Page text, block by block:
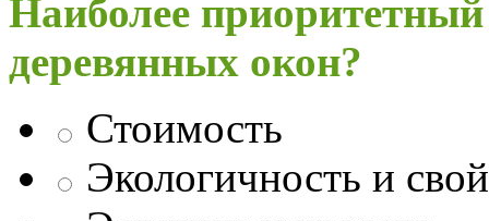
Наиболее
деревянных окон?
Стоимость
Экологичность и